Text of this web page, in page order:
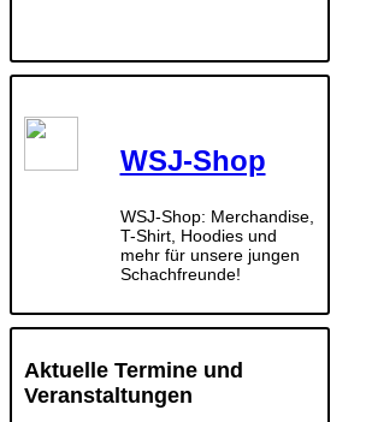
WSJ-Shop
WSJ-Shop: Merchandise,
T-Shirt, Hoodies und
mehr für unsere jungen
Schachfreunde!
Aktuelle Termine und
Veranstaltungen